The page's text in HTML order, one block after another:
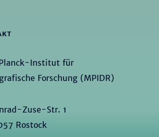
Institut für
Forschung (MPIDR)
Zuse-Str. 1
Rostock